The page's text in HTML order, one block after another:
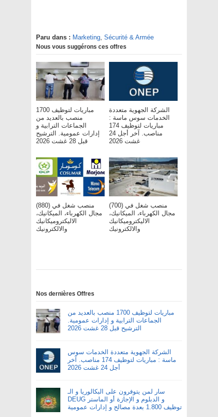
Paru dans : Marketing, Sécurité & Armée
Nous vous suggérons ces offres
مباريات لتوظيف 1700
منصب بالعديد من
الجماعات الترابية و
إدارات عمومية. الترشيح
قبل 28 غشت 2026
الشركة الجهوية متعددة
الخدمات سوس ماسة :
مباريات لتوظيف 174
مناصب. آخر أجل 24
غشت 2026
(880) منصب شغل في
مجال الكهرباء، الميكانيك،
الاليكتروميكانيك
والالكترونيك
(700) منصب شغل في
مجال الكهرباء، الميكانيك،
الاليكتروميكانيك
والالكترونيك
Nos dernières Offres
مباريات لتوظيف 1700 منصب بالعديد من
الجماعات الترابية و إدارات عمومية.
الترشيح قبل 28 غشت 2026
الشركة الجهوية متعددة الخدمات سوس
ماسة : مباريات لتوظيف 174 مناصب. آخر
أجل 24 غشت 2026
سار لمن يتوفرون على البكالوريا و الـ
DEUG و الدبلوم و الإجازة أو الماستر
توظيف 1.800 بعدة مصالح و إدارات عمومية